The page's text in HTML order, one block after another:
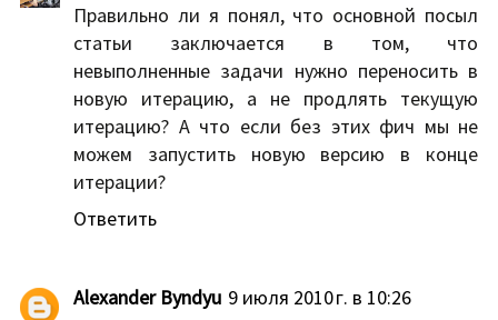
Правильно ли я понял, что основной посыл
статьи заключается в том, что
невыполненные задачи нужно переносить в
новую итерацию, а не продлять текущую
итерацию? А что если без этих фич мы не
можем запустить новую версию в конце
итерации?
Ответить
Alexander Byndyu 9 июля 2010 г. в 10:26